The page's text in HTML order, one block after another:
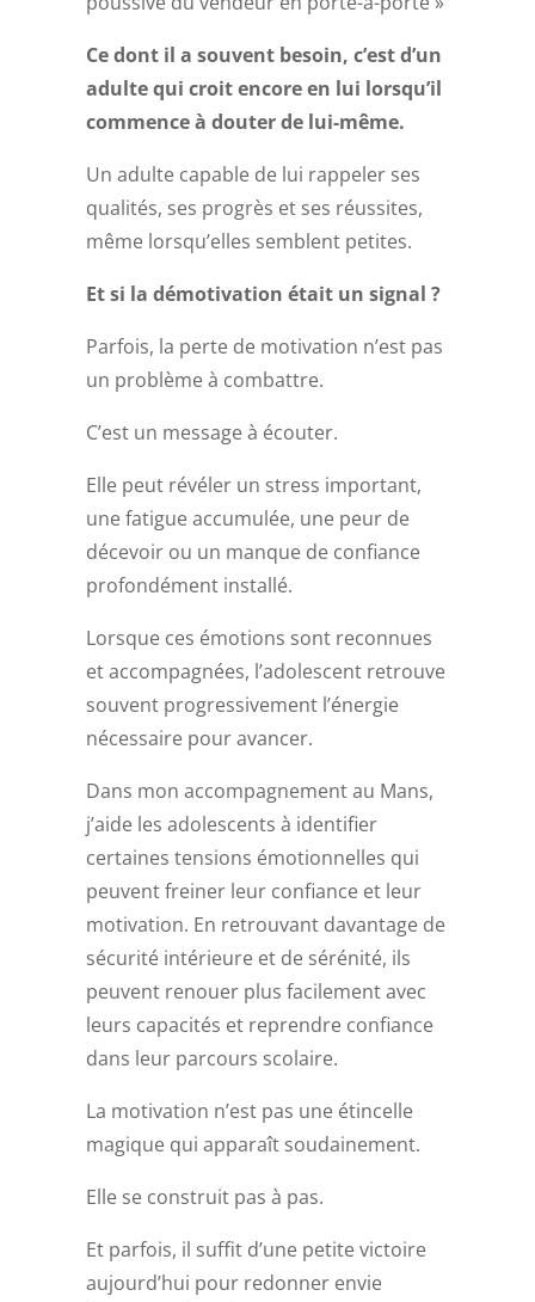
Ce dont il a souvent besoin, c’est d’un
adulte qui croit encore en lui lorsqu’il
commence à douter de lui-même.
Un adulte capable de lui rappeler ses
qualités, ses progrès et ses réussites,
même lorsqu’elles semblent petites.
Et si la démotivation était un signal ?
Parfois, la perte de motivation n’est pas
un problème à combattre.
C’est un message à écouter.
Elle peut révéler un stress important,
une fatigue accumulée, une peur de
décevoir ou un manque de confiance
profondément installé.
Lorsque ces émotions sont reconnues
et accompagnées, l’adolescent retrouve
souvent progressivement l’énergie
nécessaire pour avancer.
Dans mon accompagnement au Mans,
j’aide les adolescents à identifier
certaines tensions émotionnelles qui
peuvent freiner leur confiance et leur
motivation. En retrouvant davantage de
sécurité intérieure et de sérénité, ils
peuvent renouer plus facilement avec
leurs capacités et reprendre confiance
dans leur parcours scolaire.
La motivation n’est pas une étincelle
magique qui apparaît soudainement.
Elle se construit pas à pas.
Et parfois, il suffit d’une petite victoire
aujourd’hui pour redonner envie